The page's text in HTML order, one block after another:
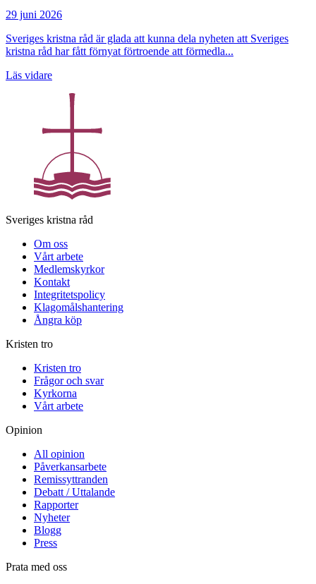
29 juni 2026
Sveriges kristna råd är glada att kunna dela nyheten att Sveriges
kristna råd har fått förnyat förtroende att förmedla...
Läs vidare
Sveriges kristna råd
Om oss
Vårt arbete
Medlemskyrkor
Kontakt
Integritetspolicy
Klagomålshantering
Ångra köp
Kristen tro
Kristen tro
Frågor och svar
Kyrkorna
Vårt arbete
Opinion
All opinion
Påverkansarbete
Remissyttranden
Debatt / Uttalande
Rapporter
Nyheter
Blogg
Press
Prata med oss